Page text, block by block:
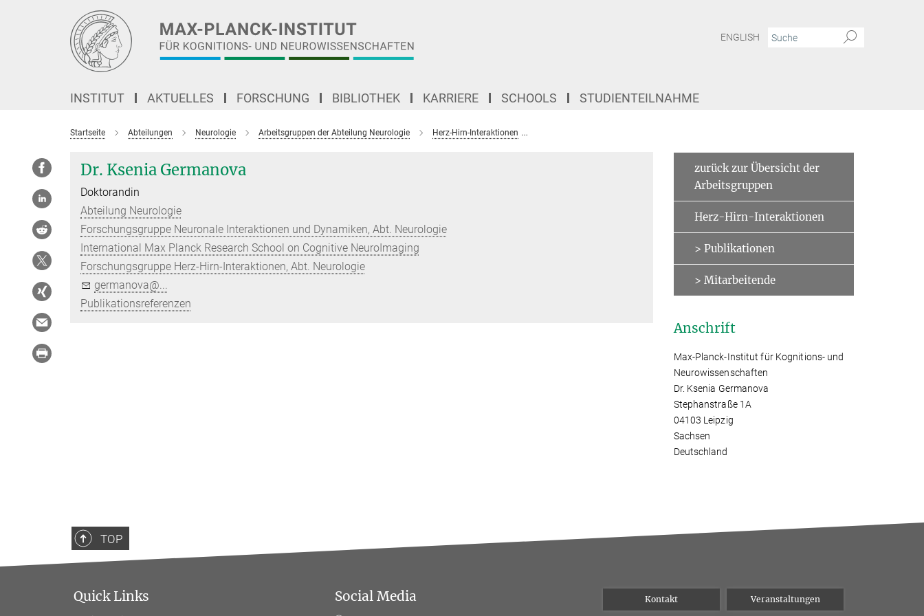
ENGLISH
INSTITUT AKTUELLES FORSCHUNG BIBLIOTHEK KARRIERE SCHOOLS STUDIENTEILNAHME
Startseite Abteilungen Neurologie Arbeitsgruppen der Abteilung Neurologie Herz-Hirn-Interaktionen
Dr. Ksenia Germanova
Doktorandin
Abteilung Neurologie
Forschungsgruppe Neuronale Interaktionen und Dynamiken, Abt. Neurologie
International Max Planck Research School on Cognitive NeuroImaging
Forschungsgruppe Herz-Hirn-Interaktionen, Abt. Neurologie
germanova@...
Publikationsreferenzen
zurück zur Übersicht der
Arbeitsgruppen
Herz-Hirn-Interaktionen
> Publikationen
> Mitarbeitende
Anschrift
Max-Planck-Institut für Kognitions- und
Neurowissenschaften
Dr. Ksenia Germanova
Stephanstraße 1A
04103 Leipzig
Sachsen
Deutschland
TOP
Quick Links Social Media Kontakt Veranstaltungen